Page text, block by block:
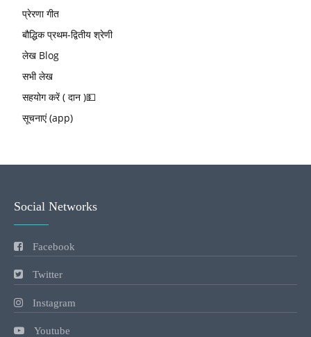
प्रेरणा गीत
बौद्धिक प्रथम-द्वितीय श्रेणी
लेख Blog
सभी लेख
सहयोग करें ( दान )💵
सूचनाएं (app)
Social Networks
Facebook
Twitter
Instagram
Youtube